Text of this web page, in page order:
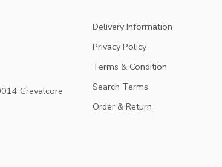
Crevalcore
Delivery Information
Privacy Policy
Terms & Condition
Search Terms
Order & Return